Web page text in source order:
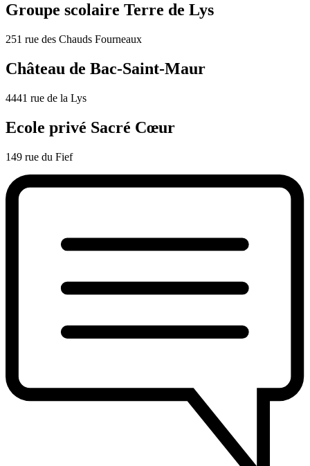
Groupe scolaire Terre de Lys
251 rue des Chauds Fourneaux
Château de Bac-Saint-Maur
4441 rue de la Lys
Ecole privé Sacré Cœur
149 rue du Fief